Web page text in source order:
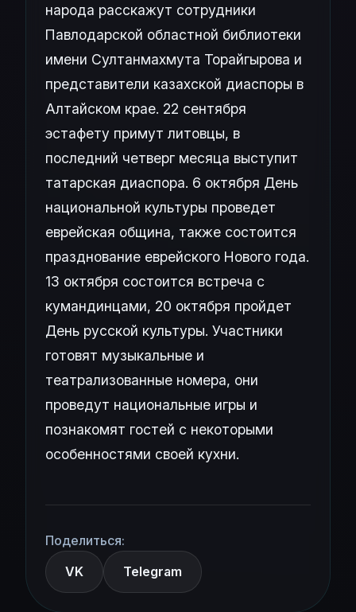
народа расскажут сотрудники
Павлодарской областной библиотеки
имени Султанмахмута Торайгырова и
представители казахской диаспоры в
Алтайском крае. 22 сентября
эстафету примут литовцы, в
последний четверг месяца выступит
татарская диаспора. 6 октября День
национальной культуры проведет
еврейская община, также состоится
празднование еврейского Нового года.
13 октября состоится встреча с
кумандинцами, 20 октября пройдет
День русской культуры. Участники
готовят музыкальные и
театрализованные номера, они
проведут национальные игры и
познакомят гостей с некоторыми
особенностями своей кухни.
Поделиться:
VK
Telegram